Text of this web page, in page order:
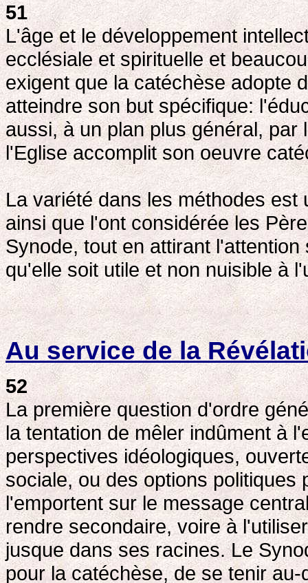
51
L'âge et le développement
ecclésiale et spirituelle et
exigent que la catéchèse adopte
atteindre son but spécifique:
aussi, à un plan plus général,
l'Eglise accomplit son oeuvre
La variété dans les méthodes
ainsi que l'ont considérée les
Synode, tout en attirant
qu'elle soit utile et non nuisible à
Au service de la
52
La première question d'ordre
la tentation de mêler indûment à
perspectives idéologiques,
sociale, ou des options
l'emportent sur le message
rendre secondaire, voire à
jusque dans ses racines. Le
pour la catéchèse, de se tenir